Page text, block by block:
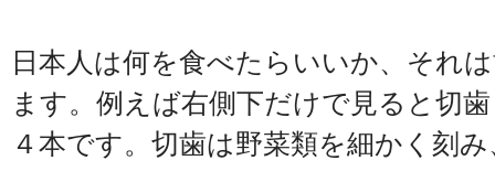
日本人は何を食べたらいいか、それ
ます。例えば右側下だけで見ると切
４本です。切歯は野菜類を細かく刻